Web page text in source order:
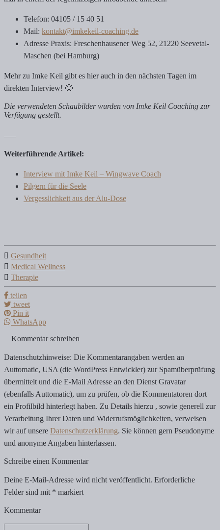
Telefon: 04105 / 15 40 51
Mail: kontakt@imkekeil-coaching.de
Adresse Praxis: Freschenhausener Weg 52, 21220 Seevetal-
Maschen (bei Hamburg)
Mehr zu Imke Keil gibt es hier auch in den nächsten Tagen im
direkten Interview! 🙂
Die verwendeten Schaubilder wurden von Imke Keil Coaching zur
Verfügung gestellt.
Weiterführende Artikel:
Interview mit Imke Keil – Wingwave Coach
Pilgern für die Seele
Vergesslichkeit aus der Alu-Dose
Gesundheit
Medical Wellness
Therapie
teilen
tweet
Pin it
WhatsApp
Kommentar schreiben
Datenschutzhinweise: Die Kommentarangaben werden an
Auttomatic, USA (die WordPress Entwickler) zur Spamüberprüfung
übermittelt und die E-Mail Adresse an den Dienst Gravatar
(ebenfalls Auttomatic), um zu prüfen, ob die Kommentatoren dort
ein Profilbild hinterlegt haben. Zu Details hierzu , sowie generell zur
Verarbeitung Ihrer Daten und Widerrufsmöglichkeiten, verweisen
wir auf unsere Datenschutzerklärung. Sie können gern Pseudonyme
und anonyme Angaben hinterlassen.
Schreibe einen Kommentar
Deine E-Mail-Adresse wird nicht veröffentlicht. Erforderliche
Felder sind mit * markiert
Kommentar